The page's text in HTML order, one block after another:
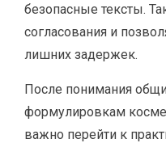
безопасные тексты.
согласования и
лишних задержек.
После понимания
формулировкам
важно перейти к